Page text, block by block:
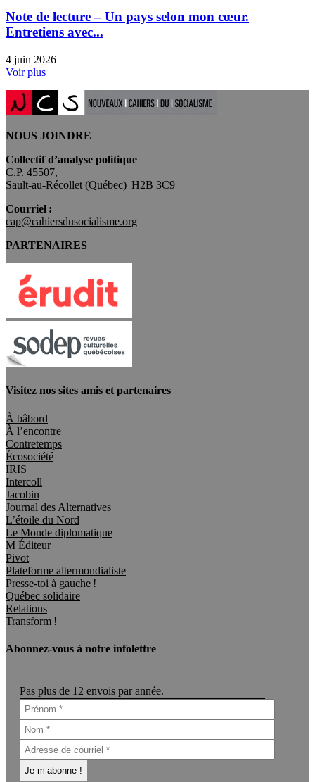
Note de lecture – Un pays selon mon cœur.
Entretiens avec...
4 juin 2026
Voir plus
NOUS JOINDRE
Collectif d’analyse politique
C.P. 45507,
Sault-au-Récollet (Québec) H2B 3C9
Courriel :
cap@cahiersdusocialisme.org
PARTENAIRES
Visitez nos sites amis et partenaires
À bâbord
À l’encontre
Contretemps
Écosociété
IRIS
Intercoll
Jacobin
Journal des Alternatives
L’étoile du Nord
Le Monde diplomatique
M Éditeur
Pivot
Plateforme altermondialiste
Presse-toi à gauche !
Québec solidaire
Relations
Transform !
Abonnez-vous à notre infolettre
Pas plus de 12 envois par année.